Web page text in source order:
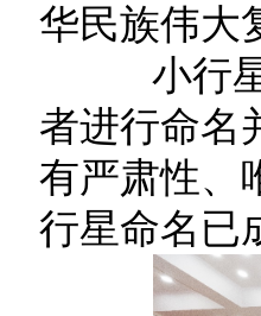
华民族伟大
小行星是
者进行命名
有严肃性、
行星命名已